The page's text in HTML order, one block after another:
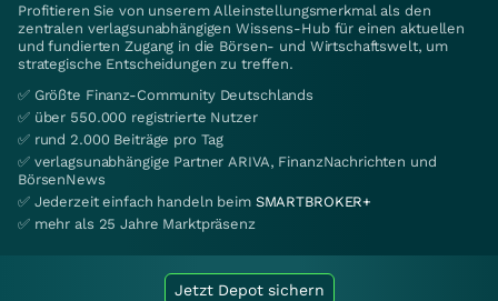
Profitieren Sie von unserem Alleinstellungsmerkmal als den
zentralen verlagsunabhängigen Wissens-Hub für einen aktuellen
und fundierten Zugang in die Börsen- und Wirtschaftswelt, um
strategische Entscheidungen zu treffen.
✅ Größte Finanz-Community Deutschlands
✅ über 550.000 registrierte Nutzer
✅ rund 2.000 Beiträge pro Tag
✅ verlagsunabhängige Partner ARIVA, FinanzNachrichten und
BörsenNews
✅ Jederzeit einfach handeln beim SMARTBROKER+
✅ mehr als 25 Jahre Marktpräsenz
Jetzt Depot sichern